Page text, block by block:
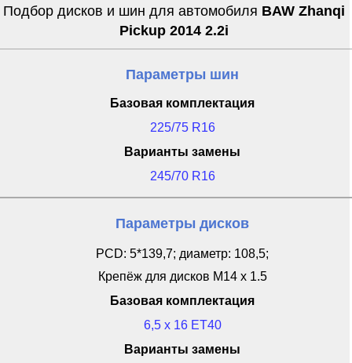
Подбор дисков и шин для автомобиля BAW Zhanqi
Pickup 2014 2.2i
Параметры шин
Базовая комплектация
225/75 R16
Варианты замены
245/70 R16
Параметры дисков
PCD: 5*139,7; диаметр: 108,5;
Крепёж для дисков M14 x 1.5
Базовая комплектация
6,5 x 16 ET40
Варианты замены